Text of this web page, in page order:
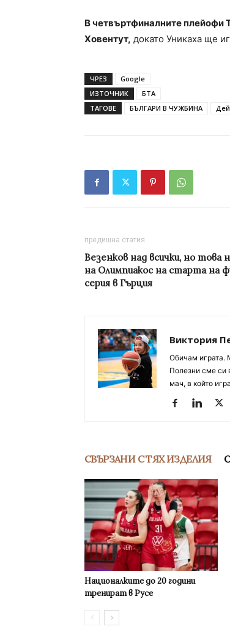
В четвъртфиналните плейофи
Ховентут, докато Уникаха ще
ЧРЕЗ
Google
ИЗТОЧНИК
БТА
ТАГОВЕ
БЪЛГАРИ В ЧУЖБИНА
предишна статия
Везенков над всички, но това
на Олимпиакос на старта на
серия в Гърция
Виктория
Обичам играта.
Полезни сме си
мач, в който
СВЪРЗАНИ С ТЯХ ИЗДЕЛИЯ
Националките до 20 години
тренират в Русе